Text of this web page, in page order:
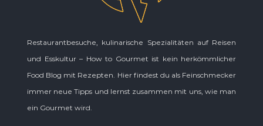
Restaurantbesuche, kulinarische Spezialitäten auf Reisen
und Esskultur – How to Gourmet ist kein herkömmlicher
Food Blog mit Rezepten. Hier findest du als Feinschmecker
immer neue Tipps und lernst zusammen mit uns, wie man
ein Gourmet wird.